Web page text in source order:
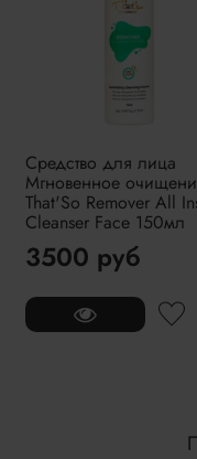
Средство для лица
Мгновенное
That'So Remover All
Cleanser Face 150мл
3500 руб